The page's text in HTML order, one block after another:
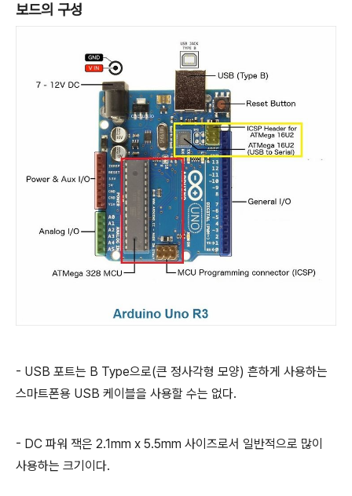
보드의 구성
- USB 포트는 B Type으로(큰 정사각형 모양) 흔하게 사용하는
스마트폰용 USB 케이블을 사용할 수는 없다.
- DC 파워 잭은 2.1mm x 5.5mm 사이즈로서 일반적으로 많이
사용하는 크기이다.